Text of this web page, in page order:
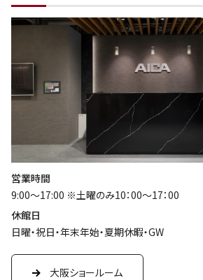
営業時間
9:00～17:00 ※土曜のみ10：00～17：00
休館日
日曜・祝日・年末年始・夏期休暇・GW
大阪ショールーム